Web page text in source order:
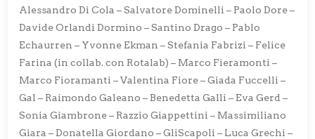
Alessandro Di Cola – Salvatore Dominelli – Paolo Dore –
Davide Orlandi Dormino – Santino Drago – Pablo
Echaurren – Yvonne Ekman – Stefania Fabrizi – Felice
Farina (in collab. con Rotalab) – Marco Fieramonti –
Marco Fioramanti – Valentina Fiore – Giada Fuccelli –
Gal – Raimondo Galeano – Benedetta Galli – Eva Gerd –
Sonia Giambrone – Razzio Giappettini – Massimiliano
Giara – Donatella Giordano – GliScapoli – Luca Grechi –